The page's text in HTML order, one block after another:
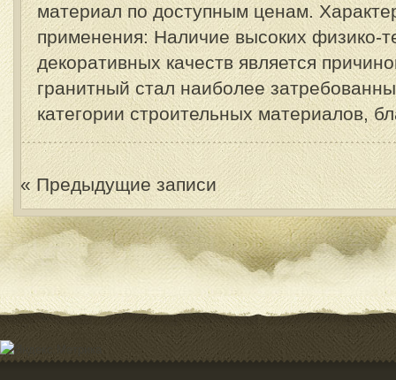
материал по доступным ценам.
применения: Наличие высоких физико-
декоративных качеств является
гранитный стал наиболее
категории строительных материалов,
« Предыдущие записи